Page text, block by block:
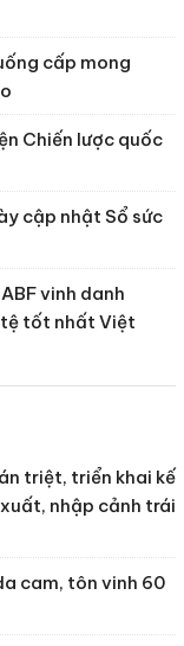
cấp mong
Chiến lược quốc
cập nhật Sổ sức
vinh danh
tệ tốt nhất Việt
triệt, triển khai kế
nhập cảnh trái
cam, tôn vinh 60